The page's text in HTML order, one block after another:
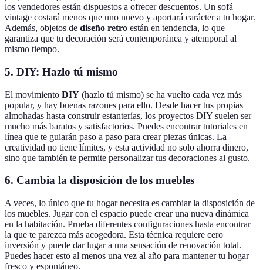
los vendedores están dispuestos a ofrecer descuentos. Un sofá
vintage costará menos que uno nuevo y aportará carácter a tu hogar.
Además, objetos de diseño retro están en tendencia, lo que
garantiza que tu decoración será contemporánea y atemporal al
mismo tiempo.
5. DIY: Hazlo tú mismo
El movimiento DIY (hazlo tú mismo) se ha vuelto cada vez más
popular, y hay buenas razones para ello. Desde hacer tus propias
almohadas hasta construir estanterías, los proyectos DIY suelen ser
mucho más baratos y satisfactorios. Puedes encontrar tutoriales en
línea que te guiarán paso a paso para crear piezas únicas. La
creatividad no tiene límites, y esta actividad no solo ahorra dinero,
sino que también te permite personalizar tus decoraciones al gusto.
6. Cambia la disposición de los muebles
A veces, lo único que tu hogar necesita es cambiar la disposición de
los muebles. Jugar con el espacio puede crear una nueva dinámica
en la habitación. Prueba diferentes configuraciones hasta encontrar
la que te parezca más acogedora. Esta técnica requiere cero
inversión y puede dar lugar a una sensación de renovación total.
Puedes hacer esto al menos una vez al año para mantener tu hogar
fresco y espontáneo.